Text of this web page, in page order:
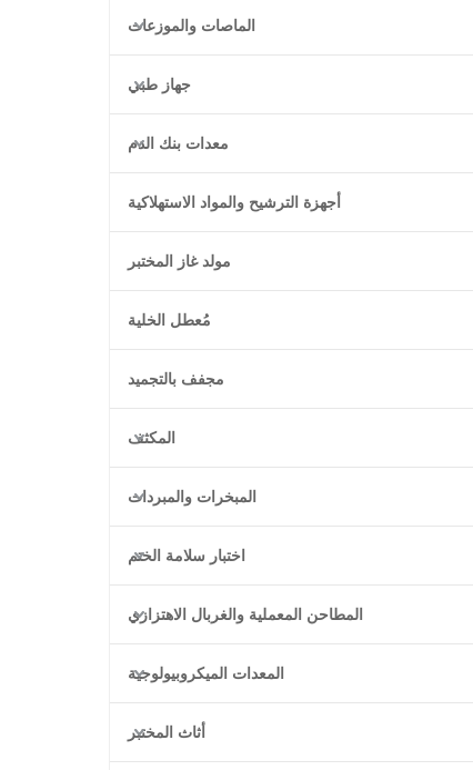
الماصات والموزعات
جهاز طبي
معدات بنك الدم
أجهزة الترشيح والمواد الاستهلاكية
مولد غاز المختبر
مُعطل الخلية
مجفف بالتجميد
المكثف
المبخرات والمبردات
اختبار سلامة الختم
المطاحن المعملية والغربال الاهتزازي
المعدات الميكروبيولوجية
أثاث المختبر